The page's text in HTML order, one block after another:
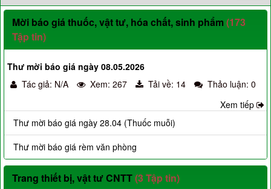
Mời báo giá thuốc, vật tư, hóa chất, sinh phẩm(173
Tập tin)
Thư mời báo giá ngày 08.05.2026
Tác giả: N/A
Xem: 267 Tải về: 14
Thảo luận: 0
Xem tiếp
Thư mời báo giá ngày 28.04 (Thuốc muỗi)
Thư mời báo giá rèm văn phòng
Trang thiết bị, vật tư CNTT(3 Tập tin)